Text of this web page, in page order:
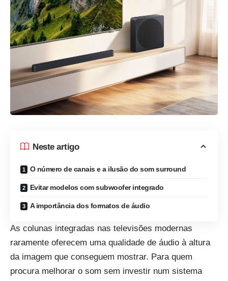
Neste artigo
O número de canais e a ilusão do som surround
Evitar modelos com subwoofer integrado
A importância dos formatos de áudio
As colunas integradas nas televisões modernas
raramente oferecem uma qualidade de áudio à altura
da imagem que conseguem mostrar. Para quem
procura melhorar o som sem investir num sistema